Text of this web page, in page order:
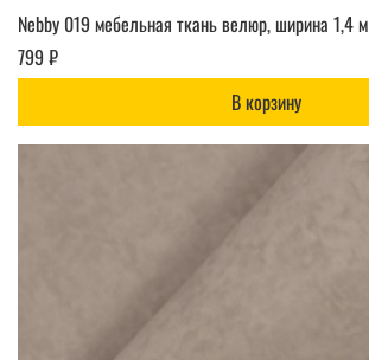
Nebby 019 мебельная ткань велюр, ширина 1,4 м
799 ₽
В корзину